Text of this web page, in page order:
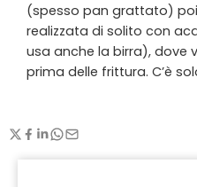
(spesso pan grattato)
realizzata di solito con
usa anche la birra), dove
prima delle frittura. C’è